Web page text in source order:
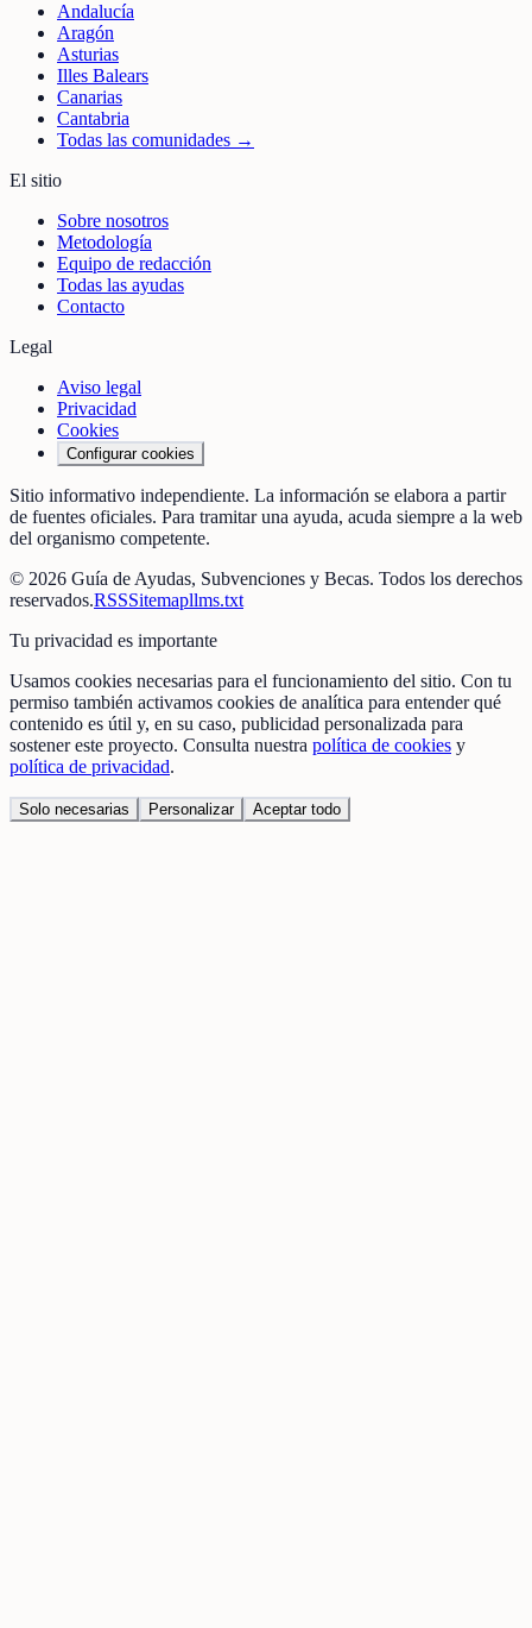
Andalucía
Aragón
Asturias
Illes Balears
Canarias
Cantabria
Todas las comunidades →
El sitio
Sobre nosotros
Metodología
Equipo de redacción
Todas las ayudas
Contacto
Legal
Aviso legal
Privacidad
Cookies
Configurar cookies
Sitio informativo independiente. La información se elabora a partir
de fuentes oficiales. Para tramitar una ayuda, acuda siempre a la web
del organismo competente.
© 2026 Guía de Ayudas, Subvenciones y Becas. Todos los derechos
reservados.RSSSitemapllms.txt
Tu privacidad es importante
Usamos cookies necesarias para el funcionamiento del sitio. Con tu
permiso también activamos cookies de analítica para entender qué
contenido es útil y, en su caso, publicidad personalizada para
sostener este proyecto. Consulta nuestra política de cookies y
política de privacidad.
Solo necesarias Personalizar Aceptar todo